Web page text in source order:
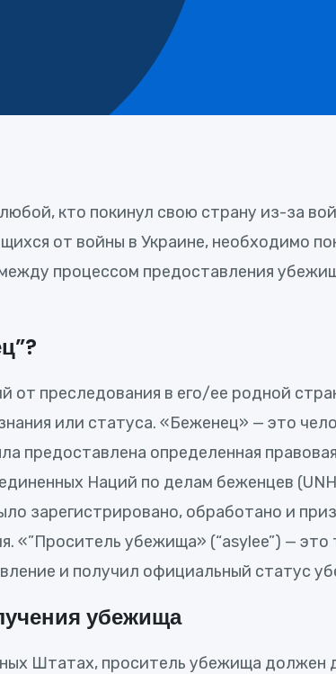
кто покинул свою страну из-за
от войны в Украине, необходимо
процессом предоставления
преследования в его/ее родной
или статуса. «Беженец» — это
предоставлена определенная
Наций по делам беженцев
зарегистрировано, обработано и
«”Проситель убежища» (“asylee”) —
и получил официальный статус
убежища
Штатах, проситель убежища должен